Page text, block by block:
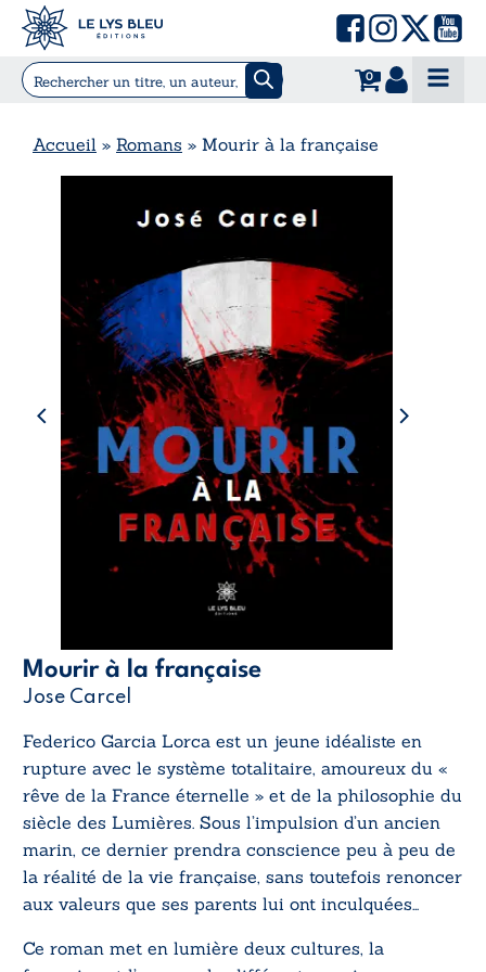
0
Accueil » Romans » Mourir à la française
Mourir à la française
Jose Carcel
Federico Garcia Lorca est un jeune idéaliste en
rupture avec le système totalitaire, amoureux du «
rêve de la France éternelle » et de la philosophie du
siècle des Lumières. Sous l’impulsion d’un ancien
marin, ce dernier prendra conscience peu à peu de
la réalité de la vie française, sans toutefois renoncer
aux valeurs que ses parents lui ont inculquées…
Ce roman met en lumière deux cultures, la